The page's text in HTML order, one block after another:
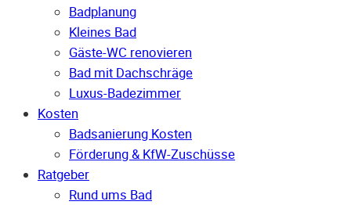
Badplanung
Kleines Bad
Gäste-WC renovieren
Bad mit Dachschräge
Luxus-Badezimmer
Kosten
Badsanierung Kosten
Förderung & KfW-Zuschüsse
Ratgeber
Rund ums Bad